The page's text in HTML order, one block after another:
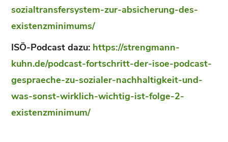
sozialtransfersystem-zur-absicherung-des-
existenzminimums/
ISÖ-Podcast dazu: https://strengmann-
kuhn.de/podcast-fortschritt-der-isoe-podcast-
gespraeche-zu-sozialer-nachhaltigkeit-und-
was-sonst-wirklich-wichtig-ist-folge-2-
existenzminimum/